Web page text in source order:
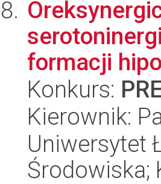
formacji
Konkurs:
Kierownik:
Uniwersytet
Środowiska;